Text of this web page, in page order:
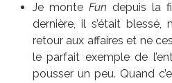
Je monte Fun depuis la
dernière, il s’était
retour aux affaires et ne
le parfait exemple de
pousser un peu. Quand